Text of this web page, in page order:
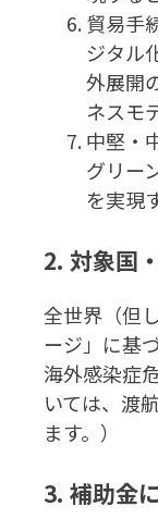
貿易手
ジタル
外展開
ネスモ
中堅・
グリー
を実現
2. 対象国
全世界（但
ージ」に基
海外感染症
いては、渡
ます。）
3. 補助金